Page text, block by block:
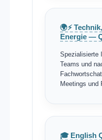
🌍⚡
Energie —
Spezialisierte
Teams und
Meetings und
🎓 English